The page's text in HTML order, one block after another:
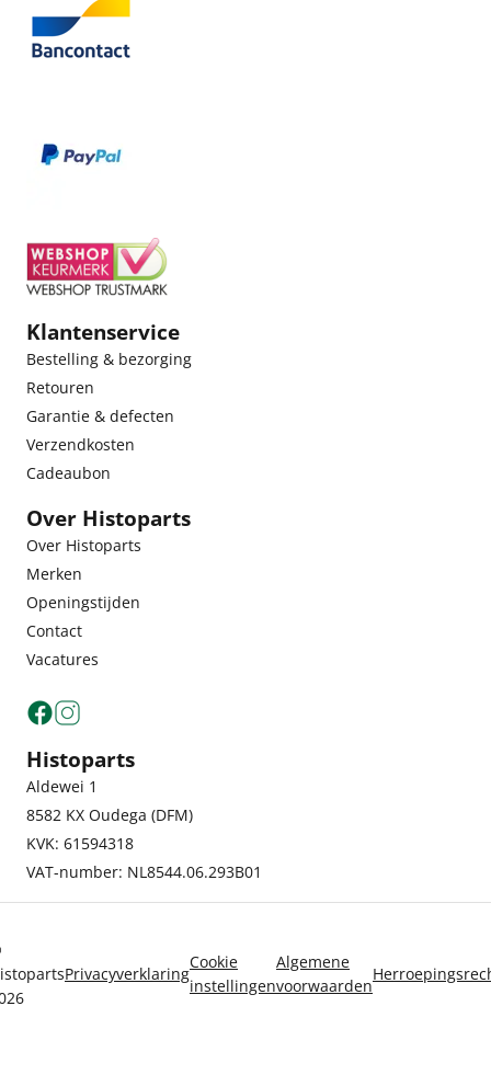
Klantenservice
Bestelling & bezorging
Retouren
Garantie & defecten
Verzendkosten
Cadeaubon
Over Histoparts
Over Histoparts
Merken
Openingstijden
Contact
Vacatures
Histoparts
Aldewei 1
8582 KX Oudega (DFM)
KVK: 61594318
VAT-number: NL8544.06.293B01
Privacyverklaring
Cookie
instellingen
Algemene
voorwaarden